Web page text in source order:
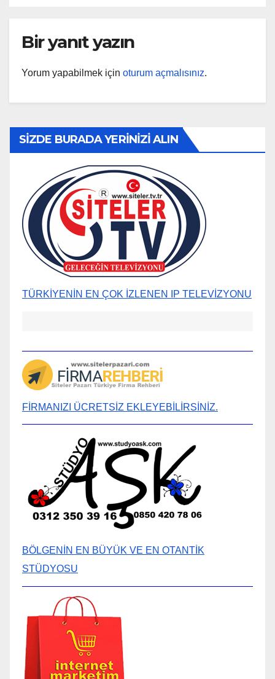
Bir yanıt yazın
Yorum yapabilmek için oturum açmalısınız.
SİZDE BURADA YERİNİZİ ALIN
TÜRKİYENİN EN ÇOK İZLENEN IP TELEVİZYONU
FİRMANIZI ÜCRETSİZ EKLEYEBİLİRSİNİZ.
BÖLGENİN EN BÜYÜK VE EN OTANTİK
STÜDYOSU